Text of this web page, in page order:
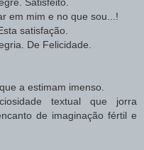
em mim e no que sou...!
satisfação.
De Felicidade.
a estimam imenso.
textual que jorra
de imaginação fértil e